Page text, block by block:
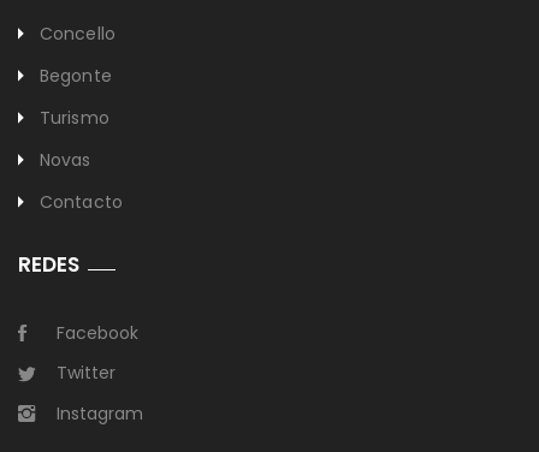
Concello
Begonte
Turismo
Novas
Contacto
REDES
Facebook
Twitter
Instagram